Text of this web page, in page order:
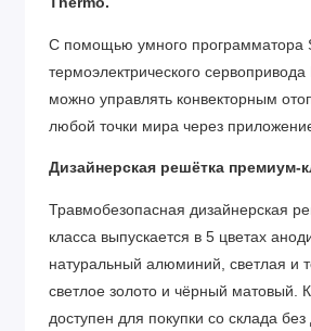
C помощью умного программатора
термоэлектрического
можно управлять конвекторным
любой точки мира через
Дизайнерская решётка премиум-
Травмобезопасная дизайнерская
класса выпускается в 5 цветах
натуральный алюминий, светлая и
светлое золото и чёрный матовый.
доступен для покупки со склада